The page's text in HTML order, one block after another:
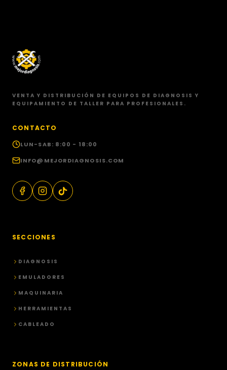
VENTA Y DISTRIBUCIÓN DE EQUIPOS DE DIAGNOSIS Y
EQUIPAMIENTO DE TALLER PARA PROFESIONALES.
CONTACTO
LUN-SAB: 8:00 - 18:00
INFO@MEJORDIAGNOSIS.COM
SECCIONES
DIAGNOSIS
EMULADORES
MAQUINARIA
HERRAMIENTAS
CABLEADO
ZONAS DE DISTRIBUCIÓN